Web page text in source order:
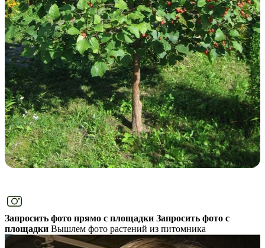
Запросить фото прямо с площадки Запросить фото с
площадки Вышлем фото растений из питомника